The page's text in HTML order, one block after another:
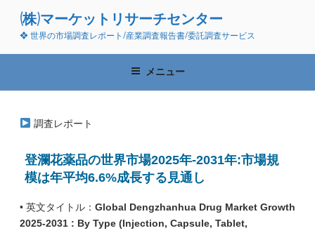
ン
(株)マーケットリサーチセンター
❖ 世界の市場調査レポート/産業調査報告書/委託調査サービス
メニュー
調査レポート
登瀾花薬品の世界市場2025年-2031年:市場規
模は年平均6.6%成長する見通し
• 英文タイトル： Global Dengzhanhua Drug Market Growth
2025-2031 : By Type (Injection, Capsule, Tablet,